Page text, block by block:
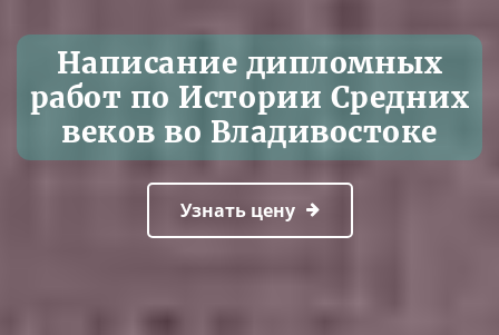
Написание дипломных
работ по Истории Средних
веков во Владивостоке
Узнать цену